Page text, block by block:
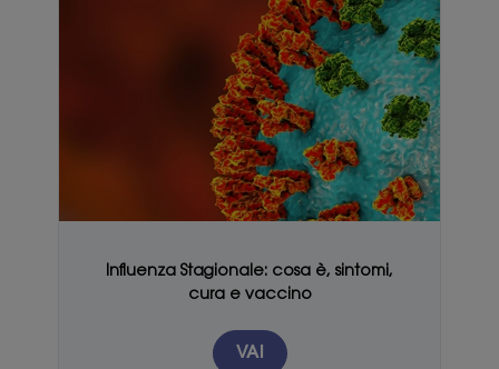
Influenza Stagionale: cosa è, sintomi,
cura e vaccino
VAI